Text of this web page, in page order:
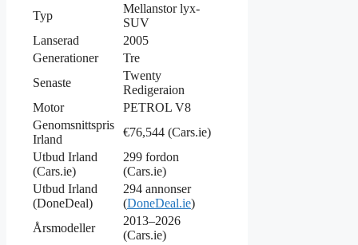
Typ
Mellanstor lyx-
SUV
Lanserad
2005
Generationer
Tre
Senaste
Twenty
Redigeraion
Motor
PETROL V8
Genomsnittspris
Irland
€76,544 (Cars.ie)
Utbud Irland
(Cars.ie)
299 fordon
(Cars.ie)
Utbud Irland
(DoneDeal)
294 annonser
(DoneDeal.ie)
Årsmodeller
2013–2026
(Cars.ie)